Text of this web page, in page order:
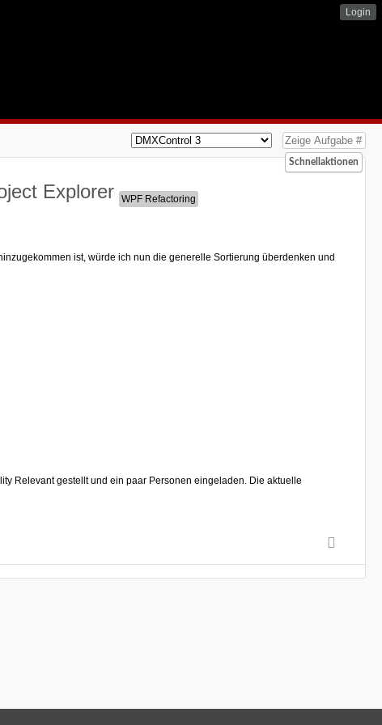
Login
Schnellaktionen
Explorer
ist, würde ich nun die generelle Sortierung überdenken und
Relevant gestellt und ein paar Personen eingeladen. Die aktuelle